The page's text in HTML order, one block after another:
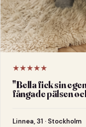
★★★★★
"Bella fick sin
fångade pälsen
Linnea, 31 · Stockholm